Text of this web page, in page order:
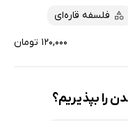
فلسفه قاره‌ای
۱۲۰,۰۰۰ تومان
را بپذیریم؟